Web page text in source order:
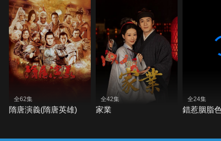
全62集
隋唐演義(隋唐英雄)
全42集
家業
全24集
錯惹胭脂